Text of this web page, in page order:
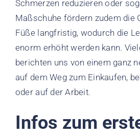
Schmerzen reduzieren oder
Maßschuhe fördern zudem die
Füße langfristig, wodurch die
enorm erhöht werden kann.
berichten uns von einem ganz
auf dem Weg zum Einkaufen,
oder auf der Arbeit.
Infos zum